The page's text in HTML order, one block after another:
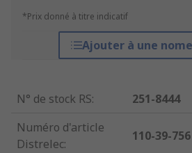
*Prix donné à titre indicatif
Ajouter à une
N° de stock RS:
251-8444
Numéro d'article
Distrelec:
110-39-756